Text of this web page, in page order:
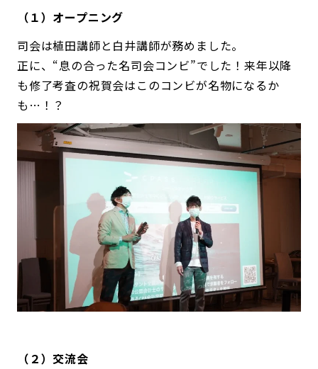
（１）オープニング
司会は植田講師と白井講師が務めました。
正に、“息の合った名司会コンビ”でした！来年以降
も修了考査の祝賀会はこのコンビが名物になるか
も…！？
（２）交流会